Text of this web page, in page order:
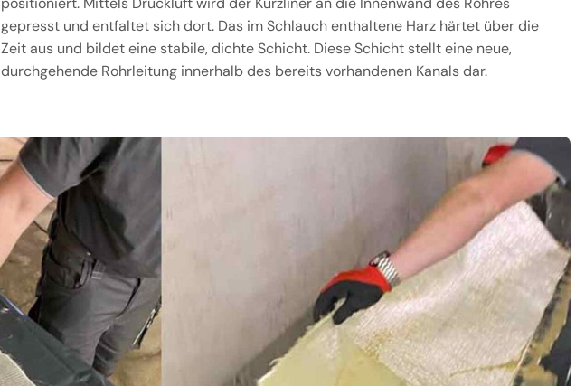
gepresst und entfaltet sich dort. Das im Schlauch enthaltene Harz härtet über die
Zeit aus und bildet eine stabile, dichte Schicht. Diese Schicht stellt eine neue,
durchgehende Rohrleitung innerhalb des bereits vorhandenen Kanals dar.